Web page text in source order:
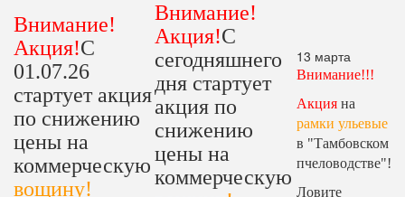
Внимание!
Акция!С
01.07.26
стартует акция
по снижению
цены на
коммерческую
вощину!
Внимание!
Акция!С
сегодняшнего
дня стартует
акция по
снижению
цены на
коммерческую
13 марта
Внимание!!!
Акция на
рамки ульевые
в "Тамбовском
пчеловодстве"!
Ловите